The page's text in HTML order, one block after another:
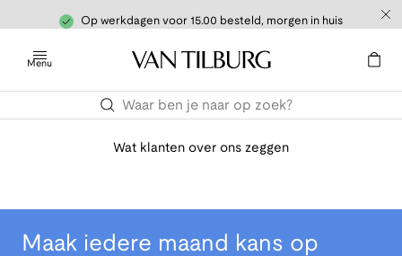
Op werkdagen voor 15.00 besteld, morgen in huis
Menu
Wat klanten over ons zeggen
Maak iedere maand kans op